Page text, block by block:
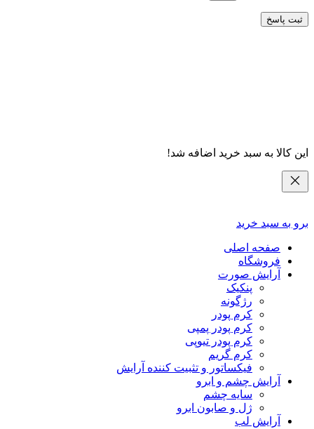
ثبت پاسخ
این کالا به سبد خرید اضافه شد!
برو به سبد خرید
صفحه اصلی
فروشگاه
آرایش صورت
پنکیک
رژگونه
کرم پودر
کرم پودر پمپی
کرم پودر تیوپی
کرم گریم
فیکساتور و تثبیت کننده آرایش
آرایش چشم و ابرو
سایه چشم
ژل و صابون ابرو
آرایش لب